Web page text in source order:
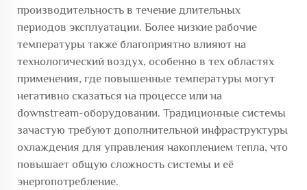
производительность в течение длительных
периодов эксплуатации. Более низкие рабочие
температуры также благоприятно влияют на
технологический воздух, особенно в тех областях
применения, где повышенные температуры могут
негативно сказаться на процессе или на
downstream-оборудовании. Традиционные системы
зачастую требуют дополнительной инфраструктуры
охлаждения для управления накоплением тепла, что
повышает общую сложность системы и её
энергопотребление.